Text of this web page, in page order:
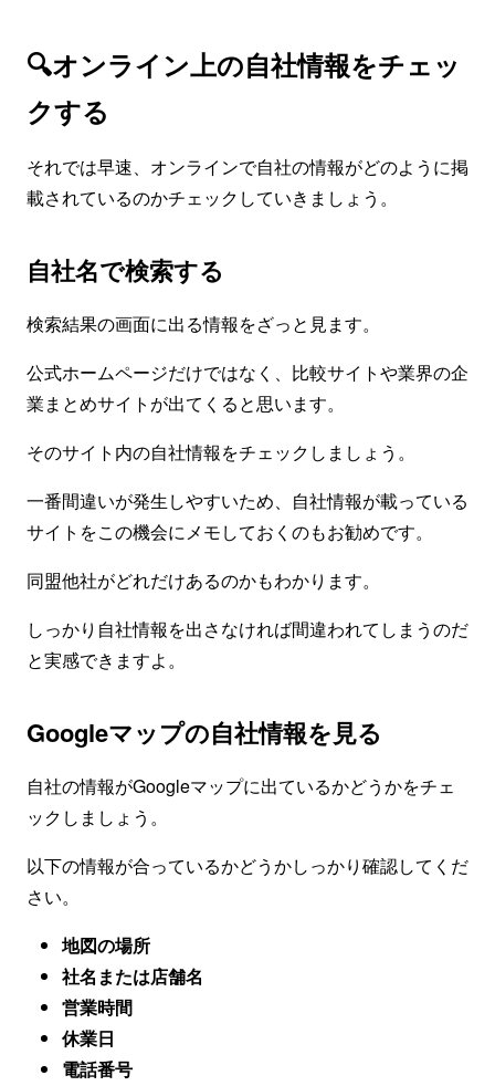
🔍オンライン上の自社情報をチェッ
クする
それでは早速、オンラインで自社の情報がどのように掲
載されているのかチェックしていきましょう。
自社名で検索する
検索結果の画面に出る情報をざっと見ます。
公式ホームページだけではなく、比較サイトや業界の企
業まとめサイトが出てくると思います。
そのサイト内の自社情報をチェックしましょう。
一番間違いが発生しやすいため、自社情報が載っている
サイトをこの機会にメモしておくのもお勧めです。
同盟他社がどれだけあるのかもわかります。
しっかり自社情報を出さなければ間違われてしまうのだ
と実感できますよ。
Googleマップの自社情報を見る
自社の情報がGoogleマップに出ているかどうかをチェ
ックしましょう。
以下の情報が合っているかどうかしっかり確認してくだ
さい。
地図の場所
社名または店舗名
営業時間
休業日
電話番号